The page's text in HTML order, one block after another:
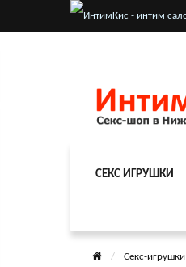
СЕКС ИГРУШКИ
Секс-игрушки